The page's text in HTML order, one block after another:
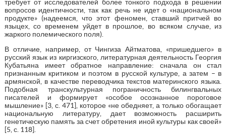
требует от исследователей более тонкого подхода в решении
вопросов идентичности, так как речь не идет о «национальном
продукте» (надеемся, что этот феномен, ставший притчей во
языцех, со временем уйдет в прошлое, во всяком случае, из
жаркого полемического поля).
В отличие, например, от Чингиза Айтматова, «пришедшего» в
русский язык из киргизского, литературная деятельность Георгия
Кубатьяна имеет обратное направление: сначала он стал
признанным критиком и поэтом в русской культуре, а затем – в
армянской, в качестве переводчика текстов материнского языка.
Подобная транскультурная пограничность билингвальных
писателей и формирует «особое осознанное пороговое
мышление» [3, с. 471], которое «не обедняет, а только обогащает
национальную литературу, дает возможность расширить
генетическую память за счет обретения иной культуры как своей»
[5, с. 118].